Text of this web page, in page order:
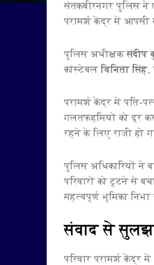
संतकबीरनगर पुलिस ने
परामर्श केंद्र में
पुलिस अधीक्षकसंदीप
कांस्टेबलविनिता सिंह,
परामर्श केंद्र में पति-
गलतफहमियों को दूर
रहने के लिए राजी हो
पुलिस अधिकारियों ने
परिवारों को टूटने से
महत्वपूर्ण भूमिका निभा
संवाद से सुलझ
परिवार परामर्श